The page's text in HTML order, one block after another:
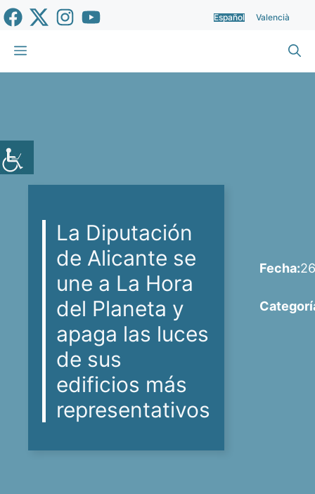
Saltar
al
contenido
Español Valencià
Menú
La Diputación
de Alicante se
une a La Hora
del Planeta y
apaga las luces
de sus
edificios más
representativos
Fecha: